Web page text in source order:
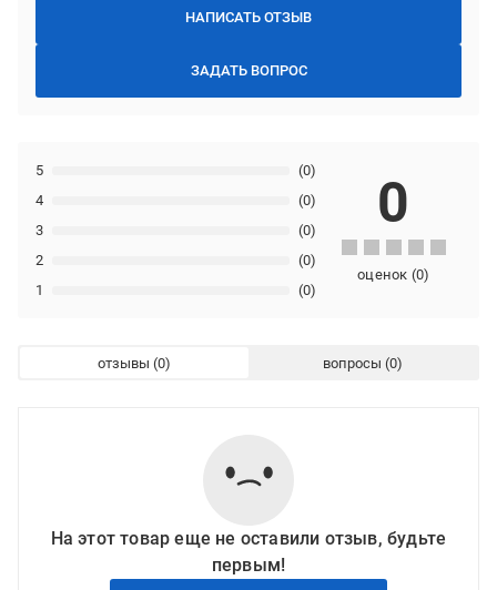
НАПИСАТЬ ОТЗЫВ
ЗАДАТЬ ВОПРОС
1 (0)
2 (0)
3 (0)
4 (0)
5 (0)
0
оценок (0)
отзывы вопросы
На этот товар еще не оставили отзыв, будьте
первым!